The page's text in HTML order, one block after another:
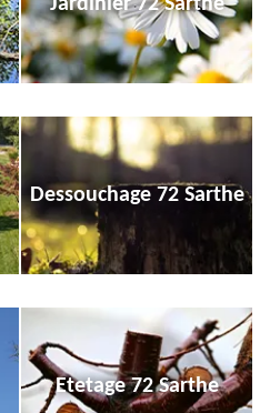
Jardinier 72 Sarthe
Dessouchage 72 Sarthe
Etetage 72 Sarthe